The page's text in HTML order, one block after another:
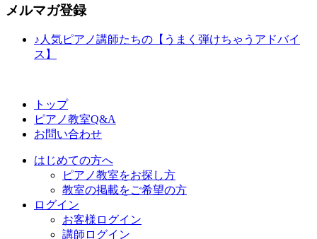
メルマガ登録
♪人気ピアノ講師たちの【うまく弾けちゃうアドバイ
ス】
トップ
ピアノ教室Q&A
お問い合わせ
はじめての方へ
ピアノ教室をお探し方
教室の掲載をご希望の方
ログイン
お客様ログイン
講師ログイン